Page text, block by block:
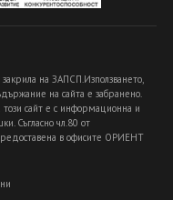
на ЗАПСП.Използването,
на сайта е забранено.
сайт е с информационна и
Съгласно чл.80 от
в офисите ОРИЕНТ